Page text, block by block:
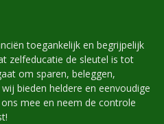
toegankelijk en begrijpelijk
zelfeducatie de sleutel is tot
om sparen, beleggen,
bieden heldere en eenvoudige
mee en neem de controle